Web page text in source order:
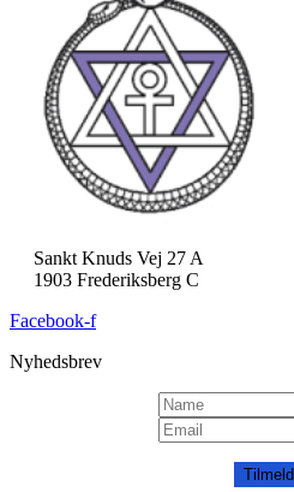
Sankt Knuds Vej 27 A
1903 Frederiksberg C
Facebook-f
Nyhedsbrev
Tilmeld